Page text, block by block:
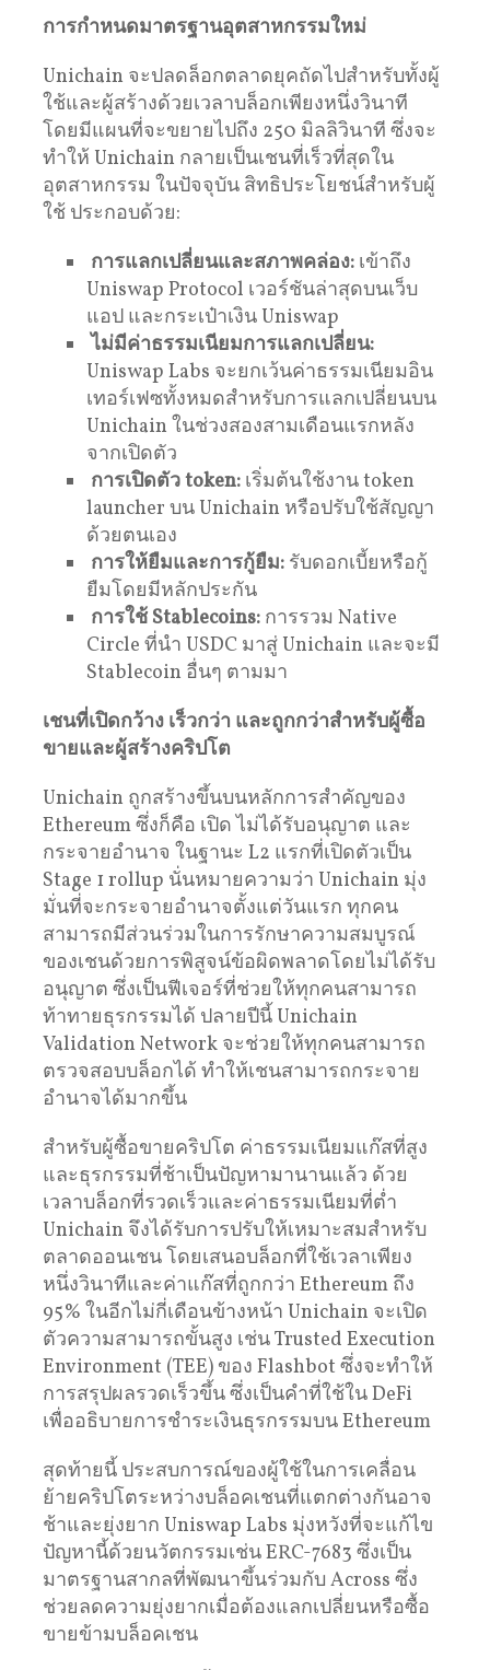
การกำหนดมาตรฐานอุตสาหกรรมใหม่
Unichain จะปลดล็อกตลาดยุคถัดไปสำหรับทั้งผู้
ใช้และผู้สร้างด้วยเวลาบล็อกเพียงหนึ่งวินาที
โดยมีแผนที่จะขยายไปถึง 250 มิลลิวินาที ซึ่งจะ
ทำให้ Unichain กลายเป็นเชนที่เร็วที่สุดใน
อุตสาหกรรม ในปัจจุบัน สิทธิประโยชน์สำหรับผู้
ใช้ ประกอบด้วย:
การแลกเปลี่ยนและสภาพคล่อง: เข้าถึง
Uniswap Protocol เวอร์ชันล่าสุดบนเว็บ
แอป และกระเป๋าเงิน Uniswap
ไม่มีค่าธรรมเนียมการแลกเปลี่ยน:
Uniswap Labs จะยกเว้นค่าธรรมเนียมอิน
เทอร์เฟซทั้งหมดสำหรับการแลกเปลี่ยนบน
Unichain ในช่วงสองสามเดือนแรกหลัง
จากเปิดตัว
การเปิดตัว token: เริ่มต้นใช้งาน token
launcher บน Unichain หรือปรับใช้สัญญา
ด้วยตนเอง
การให้ยืมและการกู้ยืม: รับดอกเบี้ยหรือกู้
ยืมโดยมีหลักประกัน
การใช้ Stablecoins: การรวม Native
Circle ที่นำ USDC มาสู่ Unichain และจะมี
Stablecoin อื่นๆ ตามมา
เชนที่เปิดกว้าง เร็วกว่า และถูกกว่าสำหรับผู้ซื้อ
ขายและผู้สร้างคริปโต
Unichain ถูกสร้างขึ้นบนหลักการสำคัญของ
Ethereum ซึ่งก็คือ เปิด ไม่ได้รับอนุญาต และ
กระจายอำนาจ ในฐานะ L2 แรกที่เปิดตัวเป็น
Stage 1 rollup นั่นหมายความว่า Unichain มุ่ง
มั่นที่จะกระจายอำนาจตั้งแต่วันแรก ทุกคน
สามารถมีส่วนร่วมในการรักษาความสมบูรณ์
ของเชนด้วยการพิสูจน์ข้อผิดพลาดโดยไม่ได้รับ
อนุญาต ซึ่งเป็นฟีเจอร์ที่ช่วยให้ทุกคนสามารถ
ท้าทายธุรกรรมได้ ปลายปีนี้ Unichain
Validation Network จะช่วยให้ทุกคนสามารถ
ตรวจสอบบล็อกได้ ทำให้เชนสามารถกระจาย
อำนาจได้มากขึ้น
สำหรับผู้ซื้อขายคริปโต ค่าธรรมเนียมแก๊สที่สูง
และธุรกรรมที่ช้าเป็นปัญหามานานแล้ว ด้วย
เวลาบล็อกที่รวดเร็วและค่าธรรมเนียมที่ต่ำ
Unichain จึงได้รับการปรับให้เหมาะสมสำหรับ
ตลาดออนเชน โดยเสนอบล็อกที่ใช้เวลาเพียง
หนึ่งวินาทีและค่าแก๊สที่ถูกกว่า Ethereum ถึง
95% ในอีกไม่กี่เดือนข้างหน้า Unichain จะเปิด
ตัวความสามารถขั้นสูง เช่น Trusted Execution
Environment (TEE) ของ Flashbot ซึ่งจะทำให้
การสรุปผลรวดเร็วขึ้น ซึ่งเป็นคำที่ใช้ใน DeFi
เพื่ออธิบายการชำระเงินธุรกรรมบน Ethereum
สุดท้ายนี้ ประสบการณ์ของผู้ใช้ในการเคลื่อน
ย้ายคริปโตระหว่างบล็อคเชนที่แตกต่างกันอาจ
ช้าและยุ่งยาก Uniswap Labs มุ่งหวังที่จะแก้ไข
ปัญหานี้ด้วยนวัตกรรมเช่น ERC-7683 ซึ่งเป็น
มาตรฐานสากลที่พัฒนาขึ้นร่วมกับ Across ซึ่ง
ช่วยลดความยุ่งยากเมื่อต้องแลกเปลี่ยนหรือซื้อ
ขายข้ามบล็อคเชน